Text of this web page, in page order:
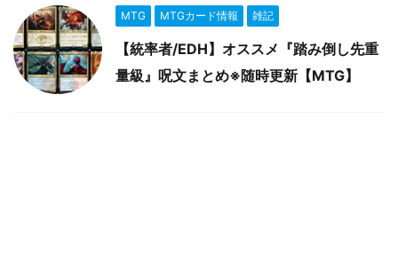
MTG MTGカード情報 雑記
【統率者/EDH】オススメ『踏み倒し先重
量級』呪文まとめ※随時更新【MTG】